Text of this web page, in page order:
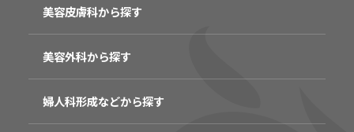
美容皮膚科から探す
美容外科から探す
婦人科形成などから探す